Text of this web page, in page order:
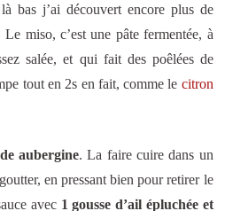
bas j’ai découvert encore plus de
miso, c’est une pâte fermentée, à
salée, et qui fait des poêlées de
tout en 2s en fait, comme le citron
aubergine. La faire cuire dans un
en pressant bien pour retirer le
avec 1 gousse d’ail épluchée et